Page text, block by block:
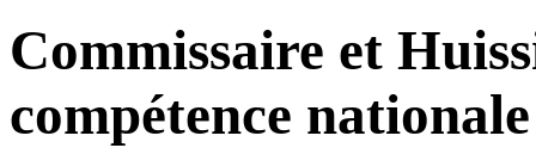
Commissaire et
compétence